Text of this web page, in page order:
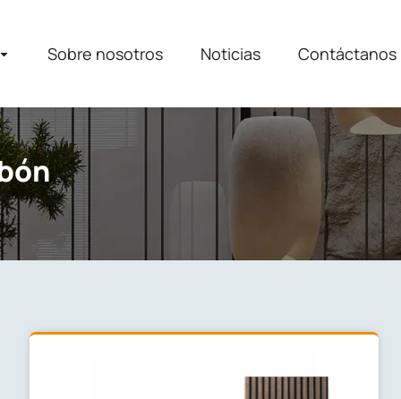
Sobre nosotros Noticias Contáctanos